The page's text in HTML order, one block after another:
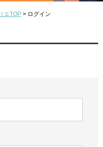
エTOP ログイン